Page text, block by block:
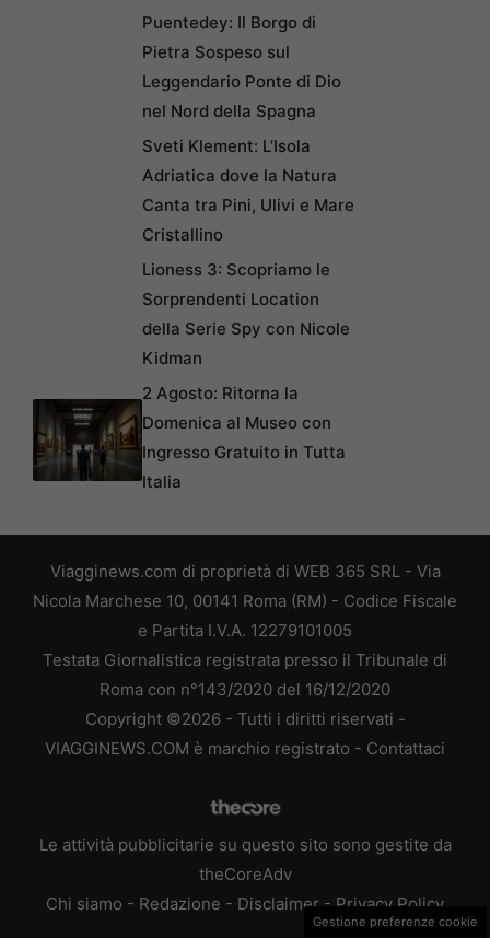
Puentedey: Il Borgo di
Pietra Sospeso sul
Leggendario Ponte di Dio
nel Nord della Spagna
Sveti Klement: L’Isola
Adriatica dove la Natura
Canta tra Pini, Ulivi e Mare
Cristallino
Lioness 3: Scopriamo le
Sorprendenti Location
della Serie Spy con Nicole
Kidman
2 Agosto: Ritorna la
Domenica al Museo con
Ingresso Gratuito in Tutta
Italia
Viagginews.com di proprietà di WEB 365 SRL - Via
Nicola Marchese 10, 00141 Roma (RM) - Codice Fiscale
e Partita I.V.A. 12279101005
Testata Giornalistica registrata presso il Tribunale di
Roma con n°143/2020 del 16/12/2020
Copyright ©2026 - Tutti i diritti riservati -
VIAGGINEWS.COM è marchio registrato - Contattaci
Le attività pubblicitarie su questo sito sono gestite da
theCoreAdv
Chi siamo - Redazione - Disclaimer - Privacy Policy
Gestione preferenze cookie